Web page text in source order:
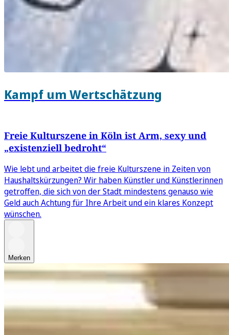
Kampf um Wertschätzung
Freie Kulturszene in Köln ist Arm, sexy und
„existenziell bedroht“
Wie lebt und arbeitet die freie Kulturszene in Zeiten von
Haushaltskürzungen? Wir haben Künstler und Künstlerinnen
getroffen, die sich von der Stadt mindestens genauso wie
Geld auch Achtung für Ihre Arbeit und ein klares Konzept
wünschen.
Merken